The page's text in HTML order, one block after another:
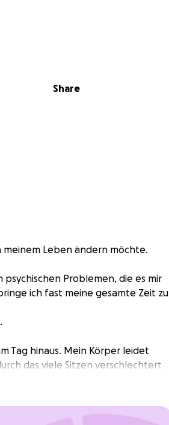
Share
Leben ändern möchte.
Problemen, die es mir
ich fast meine gesamte Zeit zu
Tag hinaus. Mein Körper leidet
das viele Sitzen verschlechtert
zu kommen, sicher in